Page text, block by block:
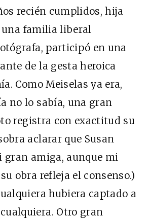
recién cumplidos, hija
una familia liberal
participó en una
de la gesta heroica
Como Meiselas ya era,
no lo sabía, una gran
registra con exactitud su
aclarar que Susan
gran amiga, aunque mi
obra refleja el consenso.)
hubiera captado a
Otro gran